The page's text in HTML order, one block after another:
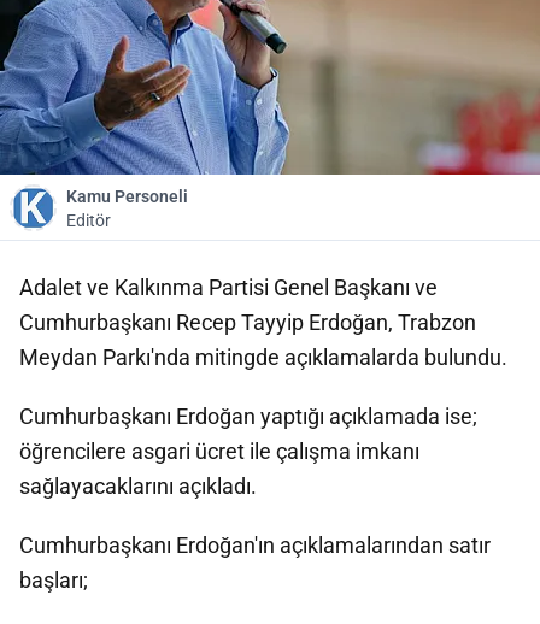
Kamu Personeli
Editör
Adalet ve Kalkınma Partisi Genel Başkanı ve
Cumhurbaşkanı Recep Tayyip Erdoğan, Trabzon
Meydan Parkı'nda mitingde açıklamalarda bulundu.
Cumhurbaşkanı Erdoğan yaptığı açıklamada ise;
öğrencilere asgari ücret ile çalışma imkanı
sağlayacaklarını açıkladı.
Cumhurbaşkanı Erdoğan'ın açıklamalarından satır
başları;